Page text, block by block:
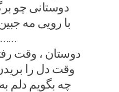
دوستانی چو
با رویی مه
دوستان ، وقت
وقت دل را
چه بگویم دلم